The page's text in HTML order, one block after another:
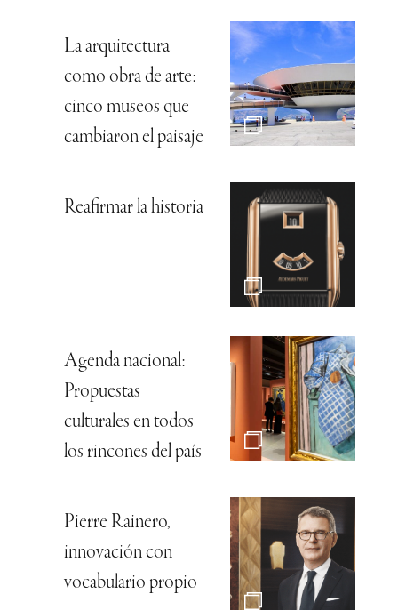
La arquitectura
como obra de arte:
cinco museos que
cambiaron el paisaje
Reafirmar la historia
Agenda nacional:
Propuestas
culturales en todos
los rincones del país
Pierre Rainero,
innovación con
vocabulario propio